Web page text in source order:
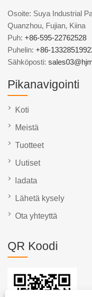
Osoite: Suya Industrial
Quanzhou, Fujian, Kiina
Puh: +86-595-22762528
Puhelin: +86-
Sähköposti:
Pikanavigointi
Koti
Meistä
Tuotteet
Uutiset
ladata
Lähetä kysely
Ota yhteyttä
QR Koodi